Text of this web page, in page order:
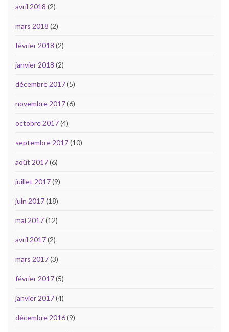
avril 2018 (2)
mars 2018 (2)
février 2018 (2)
janvier 2018 (2)
décembre 2017(5)
novembre 2017(6)
octobre 2017(4)
septembre 2017(10)
août 2017(6)
juillet 2017(9)
juin 2017(18)
mai 2017(12)
avril 2017(2)
mars 2017(3)
février 2017(5)
janvier 2017(4)
décembre 2016(9)